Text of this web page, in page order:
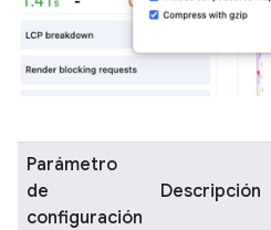
Parámetro
de
configuración
Descripción